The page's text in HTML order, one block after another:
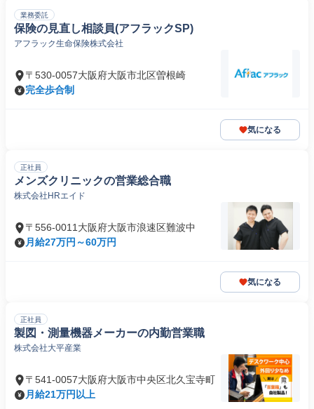
業務委託
保険の見直し相談員(アフラックSP)
アフラック生命保険株式会社
〒530-0057大阪府大阪市北区曽根崎
完全歩合制
気になる
正社員
メンズクリニックの営業総合職
株式会社HRエイド
〒556-0011大阪府大阪市浪速区難波中
月給27万円～60万円
気になる
正社員
製図・測量機器メーカーの内勤営業職
株式会社大平産業
〒541-0057大阪府大阪市中央区北久宝寺町
月給21万円以上